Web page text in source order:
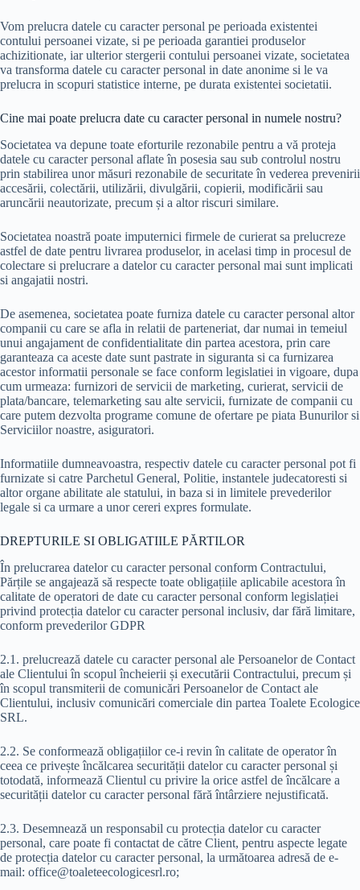
Vom prelucra datele cu caracter personal pe perioada existentei
contului persoanei vizate, si pe perioada garantiei produselor
achizitionate, iar ulterior stergerii contului persoanei vizate, societatea
va transforma datele cu caracter personal in date anonime si le va
prelucra in scopuri statistice interne, pe durata existentei societatii.
Cine mai poate prelucra date cu caracter personal in numele nostru?
Societatea va depune toate eforturile rezonabile pentru a vă proteja
datele cu caracter personal aflate în posesia sau sub controlul nostru
prin stabilirea unor măsuri rezonabile de securitate în vederea prevenirii
accesării, colectării, utilizării, divulgării, copierii, modificării sau
aruncării neautorizate, precum și a altor riscuri similare.
Societatea noastră poate imputernici firmele de curierat sa prelucreze
astfel de date pentru livrarea produselor, in acelasi timp in procesul de
colectare si prelucrare a datelor cu caracter personal mai sunt implicati
si angajatii nostri.
De asemenea, societatea poate furniza datele cu caracter personal altor
companii cu care se afla in relatii de parteneriat, dar numai in temeiul
unui angajament de confidentialitate din partea acestora, prin care
garanteaza ca aceste date sunt pastrate in siguranta si ca furnizarea
acestor informatii personale se face conform legislatiei in vigoare, dupa
cum urmeaza: furnizori de servicii de marketing, curierat, servicii de
plata/bancare, telemarketing sau alte servicii, furnizate de companii cu
care putem dezvolta programe comune de ofertare pe piata Bunurilor si
Serviciilor noastre, asiguratori.
Informatiile dumneavoastra, respectiv datele cu caracter personal pot fi
furnizate si catre Parchetul General, Politie, instantele judecatoresti si
altor organe abilitate ale statului, in baza si in limitele prevederilor
legale si ca urmare a unor cereri expres formulate.
DREPTURILE SI OBLIGATIILE PĂRTILOR
În prelucrarea datelor cu caracter personal conform Contractului,
Părțile se angajează să respecte toate obligațiile aplicabile acestora în
calitate de operatori de date cu caracter personal conform legislației
privind protecția datelor cu caracter personal inclusiv, dar fără limitare,
conform prevederilor GDPR
2.1. prelucrează datele cu caracter personal ale Persoanelor de Contact
ale Clientului în scopul încheierii și executării Contractului, precum și
în scopul transmiterii de comunicări Persoanelor de Contact ale
Clientului, inclusiv comunicări comerciale din partea Toalete Ecologice
SRL.
2.2. Se conformează obligațiilor ce-i revin în calitate de operator în
ceea ce privește încălcarea securității datelor cu caracter personal și
totodată, informează Clientul cu privire la orice astfel de încălcare a
securității datelor cu caracter personal fără întârziere nejustificată.
2.3. Desemnează un responsabil cu protecția datelor cu caracter
personal, care poate fi contactat de către Client, pentru aspecte legate
de protecția datelor cu caracter personal, la următoarea adresă de e-
mail: office@toaleteecologicesrl.ro;